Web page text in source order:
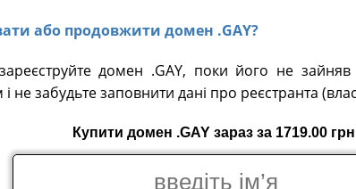
або продовжити домен .GAY?
домен .GAY, поки його не
не забудьте заповнити дані про реєстранта
Купити домен .GAY зараз за 1719.00